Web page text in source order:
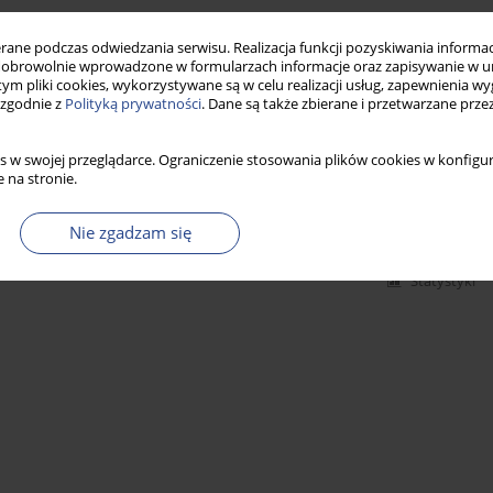
podczas odwiedzania serwisu. Realizacja funkcji pozyskiwania
wprowadzone w formularzach informacje oraz zapisywanie w
pliki cookies, wykorzystywane są w celu realizacji usług, zapewnienia
z Polityką prywatności. Dane są także zbierane i przetwarzane
w swojej przeglądarce. Ograniczenie stosowania plików cookies w
na stronie.
Nie zgadzam się
Statystyki
urządzeń na przewodnictwo kostne oraz
i mieszanych ubytkach słuchu
Statystyki